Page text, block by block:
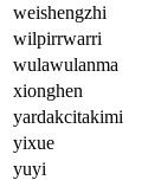
weishengzhi
wilpirrwarri
wulawulanma
xionghen
yardakcitakimi
yixue
yuyi